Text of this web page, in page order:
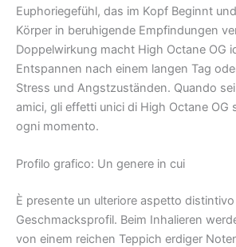
Euphoriegefühl, das im Kopf Beginnt
Körper in beruhigende Empfindungen
Doppelwirkung macht High Octane OG
Entspannen nach einem langen Tag
Stress und Angstzuständen. Quando
amici, gli effetti unici di High Octane OG
ogni momento.
Profilo grafico: Un genere in cui
È presente un ulteriore aspetto
Geschmacksprofil. Beim Inhalieren
von einem reichen Teppich erdiger